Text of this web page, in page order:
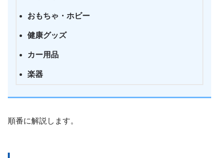
おもちゃ・ホビー
健康グッズ
カー用品
楽器
順番に解説します。